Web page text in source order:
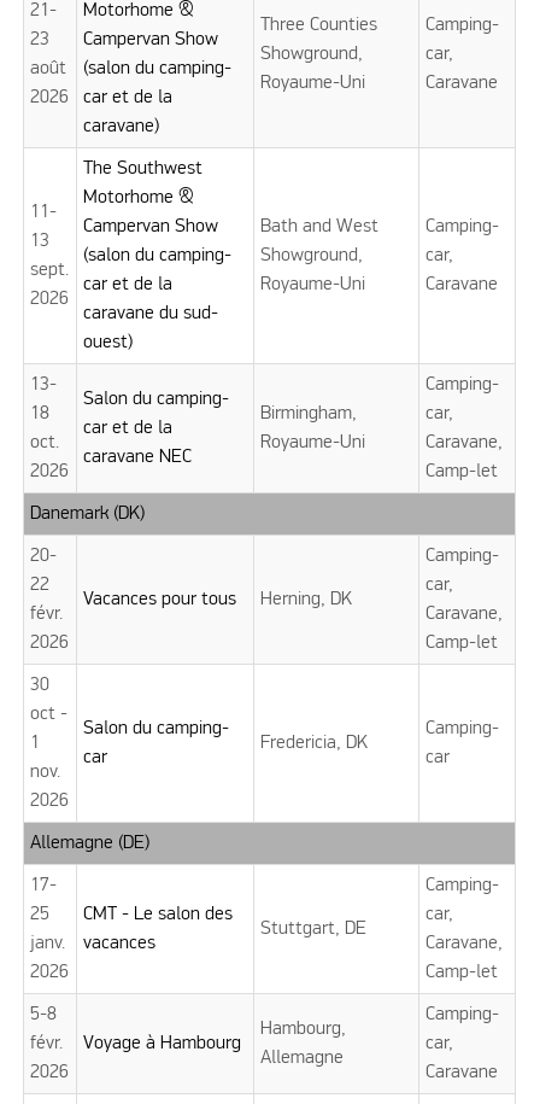
21-
23
août
2026
Motorhome &
Campervan Show
(salon du camping-
car et de la
caravane)
Three Counties
Showground,
Royaume-Uni
Camping-
car,
Caravane
11-
13
sept.
2026
The Southwest
Motorhome &
Campervan Show
(salon du camping-
car et de la
caravane du sud-
ouest)
Bath and West
Showground,
Royaume-Uni
Camping-
car,
Caravane
13-
18
oct.
2026
Salon du camping-
car et de la
caravane NEC
Birmingham,
Royaume-Uni
Camping-
car,
Caravane,
Camp-let
Danemark (DK)
20-
22
févr.
2026
Vacances pour tous Herning, DK
Camping-
car,
Caravane,
Camp-let
30
oct -
1
nov.
2026
Salon du camping-
car
Fredericia, DK
Camping-
car
Allemagne (DE)
17-
25
janv.
2026
CMT - Le salon des
vacances
Stuttgart, DE
Camping-
car,
Caravane,
Camp-let
5-8
févr.
2026
Voyage à Hambourg
Hambourg,
Allemagne
Camping-
car,
Caravane